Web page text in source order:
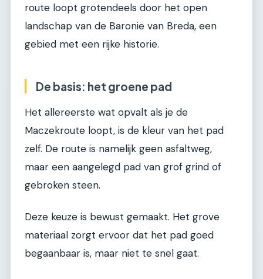
route loopt grotendeels door het open
landschap van de Baronie van Breda, een
gebied met een rijke historie.
De basis: het groene pad
Het allereerste wat opvalt als je de
Maczekroute loopt, is de kleur van het pad
zelf. De route is namelijk geen asfaltweg,
maar een aangelegd pad van grof grind of
gebroken steen.
Deze keuze is bewust gemaakt. Het grove
materiaal zorgt ervoor dat het pad goed
begaanbaar is, maar niet te snel gaat.